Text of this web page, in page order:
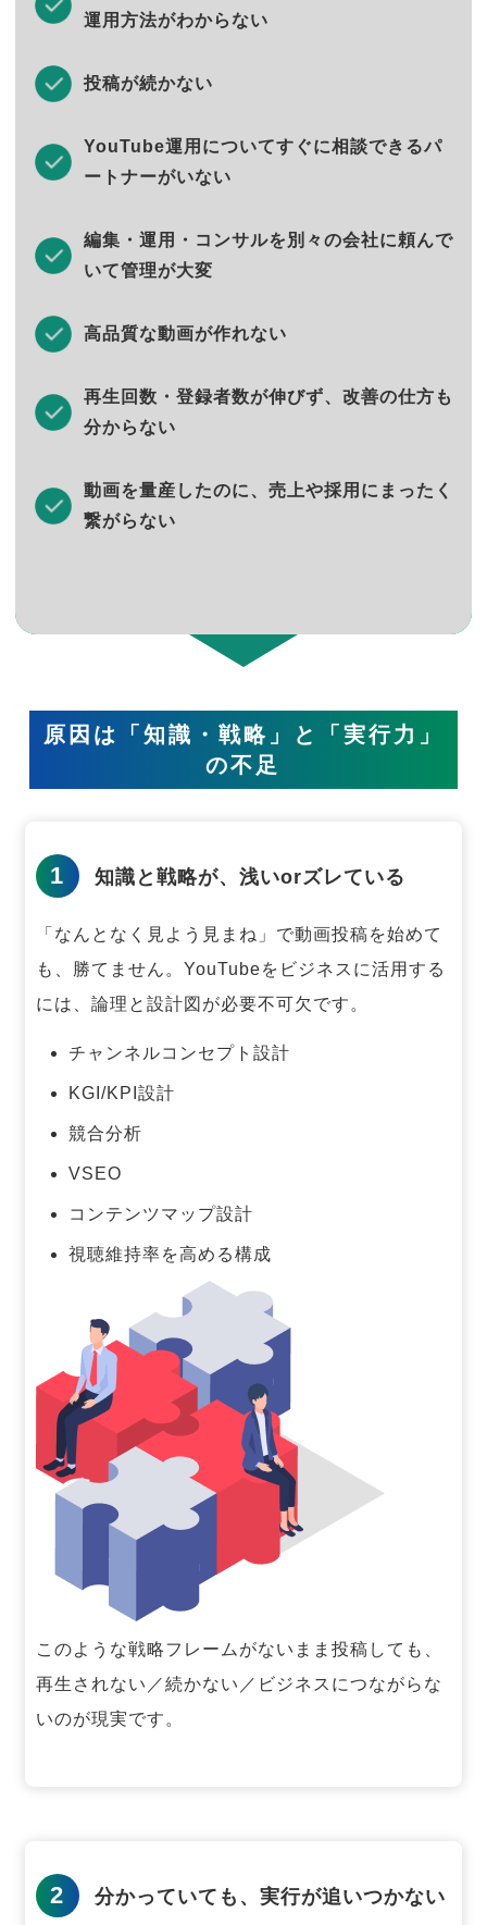
運用方法がわからない
投稿が続かない
YouTube運用についてすぐに相談できるパ
ートナーがいない
編集・運用・コンサルを別々の会社に頼んで
いて管理が大変
高品質な動画が作れない
再生回数・登録者数が伸びず、改善の仕方も
分からない
動画を量産したのに、売上や採用にまったく
繋がらない
原因は「知識・戦略」と「実行力」
の不足
1 知識と戦略が、浅いorズレている
「なんとなく見よう見まね」で動画投稿を始めて
も、勝てません。 YouTubeをビジネスに活用する
には、論理と設計図が必要不可欠です。
チャンネルコンセプト設計
KGI/KPI設計
競合分析
VSEO
コンテンツマップ設計
視聴維持率を高める構成
このような戦略フレームがないまま投稿しても、
再生されない／続かない／ビジネスにつながらな
いのが現実です。
2 分かっていても、実行が追いつかない